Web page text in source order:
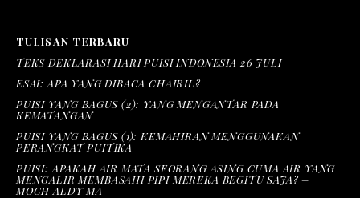
TULISAN TERBARU
TEKS DEKLARASI HARI PUISI INDONESIA 26 JULI
ESAI: APA YANG DIBACA CHAIRIL?
PUISI YANG BAGUS (2): YANG MENGANTAR PADA
KEMATANGAN
PUISI YANG BAGUS (1): KEMAHIRAN MENGGUNAKAN
PERANGKAT PUITIKA
PUISI: APAKAH AIR MATA SEORANG ASING CUMA AIR YANG
MENGALIR MEMBASAHI PIPI MEREKA BEGITU SAJA? –
MOCH ALDY MA